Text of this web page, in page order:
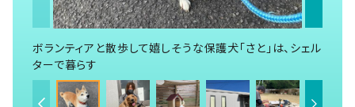
ボランティアと散歩して嬉しそうな保護犬「さと」は、シェル
ターで暮らす